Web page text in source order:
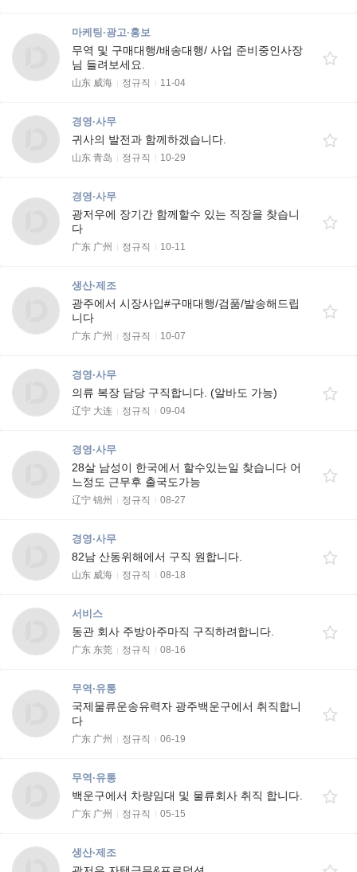
마케팅·광고·홍보
무역 및 구매대행/배송대행/ 사업 준비중인사장
님 들려보세요.
山东 威海 정규직 11-04
경영·사무
귀사의 발전과 함께하겠습니다.
山东 青岛 정규직 10-29
경영·사무
광저우에 장기간 함께할수 있는 직장을 찾습니
다
广东 广州 정규직 10-11
생산·제조
광주에서 시장사입#구매대행/검품/발송해드립
니다
广东 广州 정규직 10-07
경영·사무
의류 복장 담당 구직합니다. (알바도 가능)
辽宁 大连 정규직 09-04
경영·사무
28살 남성이 한국에서 할수있는일 찾습니다 어
느정도 근무후 출국도가능
辽宁 锦州 정규직 08-27
경영·사무
82남 산동위해에서 구직 원합니다.
山东 威海 정규직 08-18
서비스
동관 회사 주방아주마직 구직하려합니다.
广东 东莞 정규직 08-16
무역·유통
국제물류운송유력자 광주백운구에서 취직합니
다
广东 广州 정규직 06-19
무역·유통
백운구에서 차량임대 및 물류회사 취직 합니다.
广东 广州 정규직 05-15
생산·제조